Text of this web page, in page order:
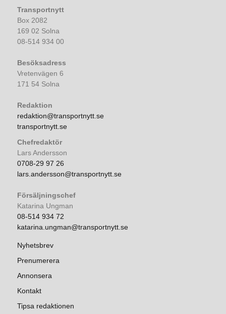
Transportnytt
Box 2082
169 02 Solna
08-514 934 00
Besöksadress
Vretenvägen 6
171 54 Solna
Redaktion
redaktion@transportnytt.se
transportnytt.se
Chefredaktör
Lars Andersson
0708-29 97 26
lars.andersson@transportnytt.se
Försäljningschef
Katarina Ungman
08-514 934 72
katarina.ungman@transportnytt.se
Nyhetsbrev
Prenumerera
Annonsera
Kontakt
Tipsa redaktionen